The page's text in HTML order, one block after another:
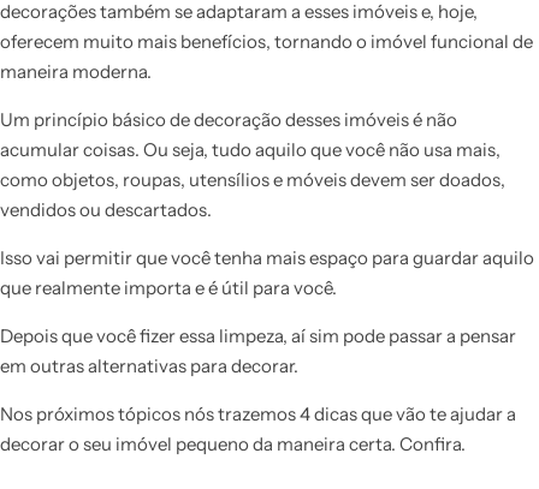
decorações também se adaptaram a esses imóveis e, hoje,
oferecem muito mais benefícios, tornando o imóvel funcional de
maneira moderna.
Um princípio básico de decoração desses imóveis é não
acumular coisas. Ou seja, tudo aquilo que você não usa mais,
como objetos, roupas, utensílios e móveis devem ser doados,
vendidos ou descartados.
Isso vai permitir que você tenha mais espaço para guardar aquilo
que realmente importa e é útil para você.
Depois que você fizer essa limpeza, aí sim pode passar a pensar
em outras alternativas para decorar.
Nos próximos tópicos nós trazemos 4 dicas que vão te ajudar a
decorar o seu imóvel pequeno da maneira certa. Confira.